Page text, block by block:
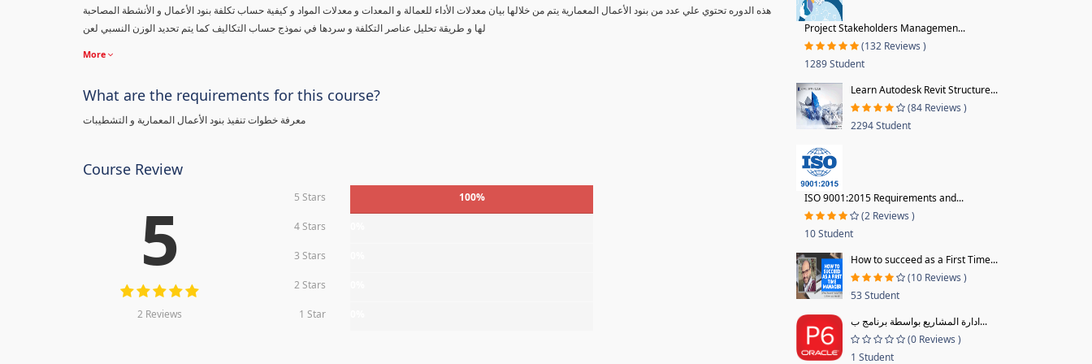
هذه الدوره تحتوي علي عدد من بنود الأعمال المعمارية يتم من خلالها بيان معدلات الأداء للعمالة و المعدات و معدلات المواد و كيفية حساب تكلفة بنود الأعمال و الأنشطة المصاحبة
لها و طريقة تحليل عناصر التكلفة و سردها في نموذج حساب التكاليف كما يتم تحديد الوزن النسبي لعن
More
What are the requirements for this course?
معرفة خطوات تنفيذ بنود الأعمال المعمارية و التشطيبات
Course Review
5
2 Reviews
5 Stars 100%
4 Stars
3 Stars
2 Stars
1 Star
Project Stakeholders Managemen...
(132 Reviews )
1289 Student
Learn Autodesk Revit Structure...
(84 Reviews )
2294 Student
ISO 9001:2015 Requirements and...
(2 Reviews )
10 Student
How to succeed as a First Time...
(10 Reviews )
53 Student
ادارة المشاريع بواسطة برنامج ب...
(0 Reviews )
1 Student